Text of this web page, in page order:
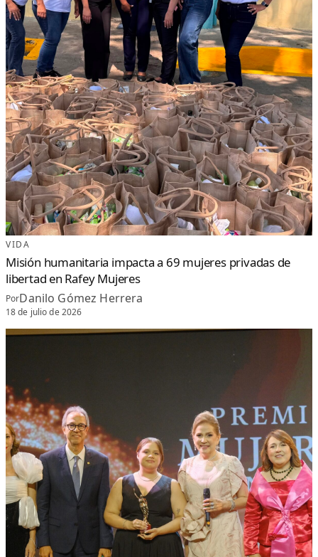
VIDA
Misión humanitaria impacta a 69 mujeres privadas de
libertad en Rafey Mujeres
PorDanilo Gómez Herrera
18 de julio de 2026